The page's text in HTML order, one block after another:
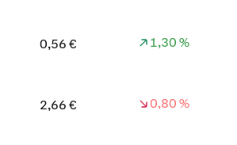
0,56 € 1,30 %
2,66 € 0,80 %